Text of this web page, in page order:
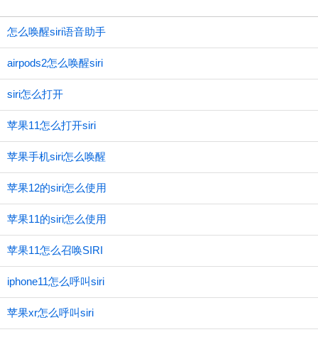
怎么唤醒siri语音助手
airpods2怎么唤醒siri
siri怎么打开
苹果11怎么打开siri
苹果手机siri怎么唤醒
苹果12的siri怎么使用
苹果11的siri怎么使用
苹果11怎么召唤SIRI
iphone11怎么呼叫siri
苹果xr怎么呼叫siri